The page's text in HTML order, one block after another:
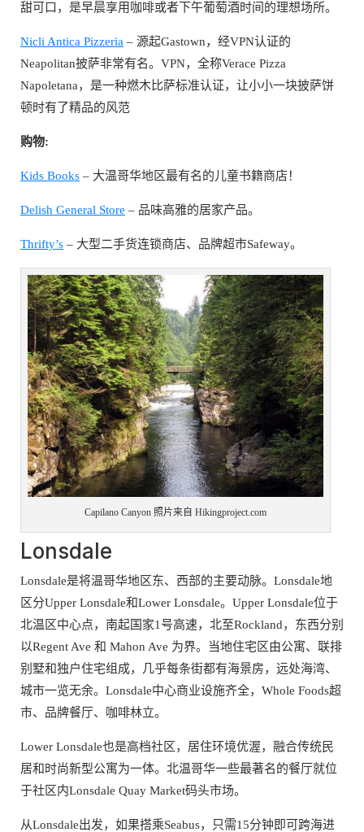
甜可口，是早晨享用咖啡或者下午葡萄酒时间的理想场所。
Nicli Antica Pizzeria – 源起Gastown，经VPN认证的
Neapolitan披萨非常有名。VPN，全称Verace Pizza
Napoletana，是一种燃木比萨标准认证，让小小一块披萨饼
顿时有了精品的风范
购物:
Kids Books – 大温哥华地区最有名的儿童书籍商店！
Delish General Store – 品味高雅的居家产品。
Thrifty’s – 大型二手货连锁商店、品牌超市Safeway。
Capilano Canyon 照片来自 Hikingproject.com
Lonsdale
Lonsdale是将温哥华地区东、西部的主要动脉。Lonsdale地
区分Upper Lonsdale和Lower Lonsdale。Upper Lonsdale位于
北温区中心点，南起国家1号高速，北至Rockland，东西分别
以Regent Ave 和 Mahon Ave 为界。当地住宅区由公寓、联排
别墅和独户住宅组成，几乎每条街都有海景房，远处海湾、
城市一览无余。Lonsdale中心商业设施齐全，Whole Foods超
市、品牌餐厅、咖啡林立。
Lower Lonsdale也是高档社区，居住环境优渥，融合传统民
居和时尚新型公寓为一体。北温哥华一些最著名的餐厅就位
于社区内Lonsdale Quay Market码头市场。
从Lonsdale出发，如果搭乘Seabus，只需15分钟即可跨海进